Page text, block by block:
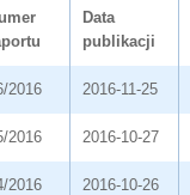
Data
publikacji
2016 2016-11-25
2016 2016-10-27
2016 2016-10-26